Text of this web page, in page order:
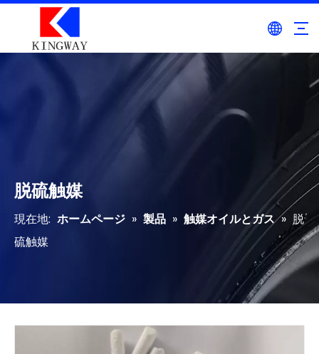
脱硫触媒
現在地: ホームページ » 製品 » 触媒オイルとガス » 脱
硫触媒